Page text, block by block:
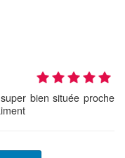
bien située proche